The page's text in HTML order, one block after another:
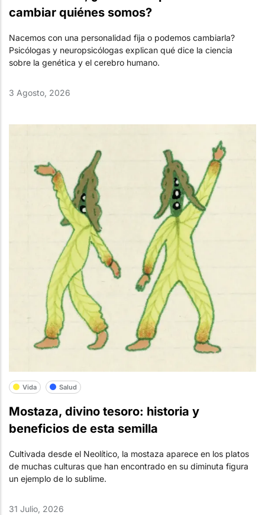
cambiar quiénes somos?
Nacemos con una personalidad fija o podemos cambiarla?
Psicólogas y neuropsicólogas explican qué dice la ciencia
sobre la genética y el cerebro humano.
3 Agosto, 2026
Vida Salud
Mostaza, divino tesoro: historia y
beneficios de esta semilla
Cultivada desde el Neolítico, la mostaza aparece en los platos
de muchas culturas que han encontrado en su diminuta figura
un ejemplo de lo sublime.
31 Julio, 2026